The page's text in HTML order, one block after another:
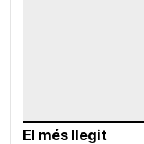
El més llegit